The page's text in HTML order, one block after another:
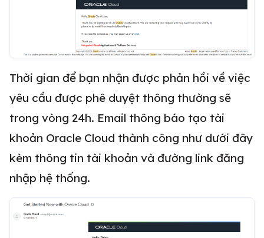
Thời gian để bạn nhận được phản hồi về việc
yêu cầu được phê duyệt thông thường sẽ
trong vòng 24h. Email thông báo tạo tài
khoản Oracle Cloud thành công như dưới đây
kèm thông tin tài khoản và đường link đăng
nhập hệ thống.